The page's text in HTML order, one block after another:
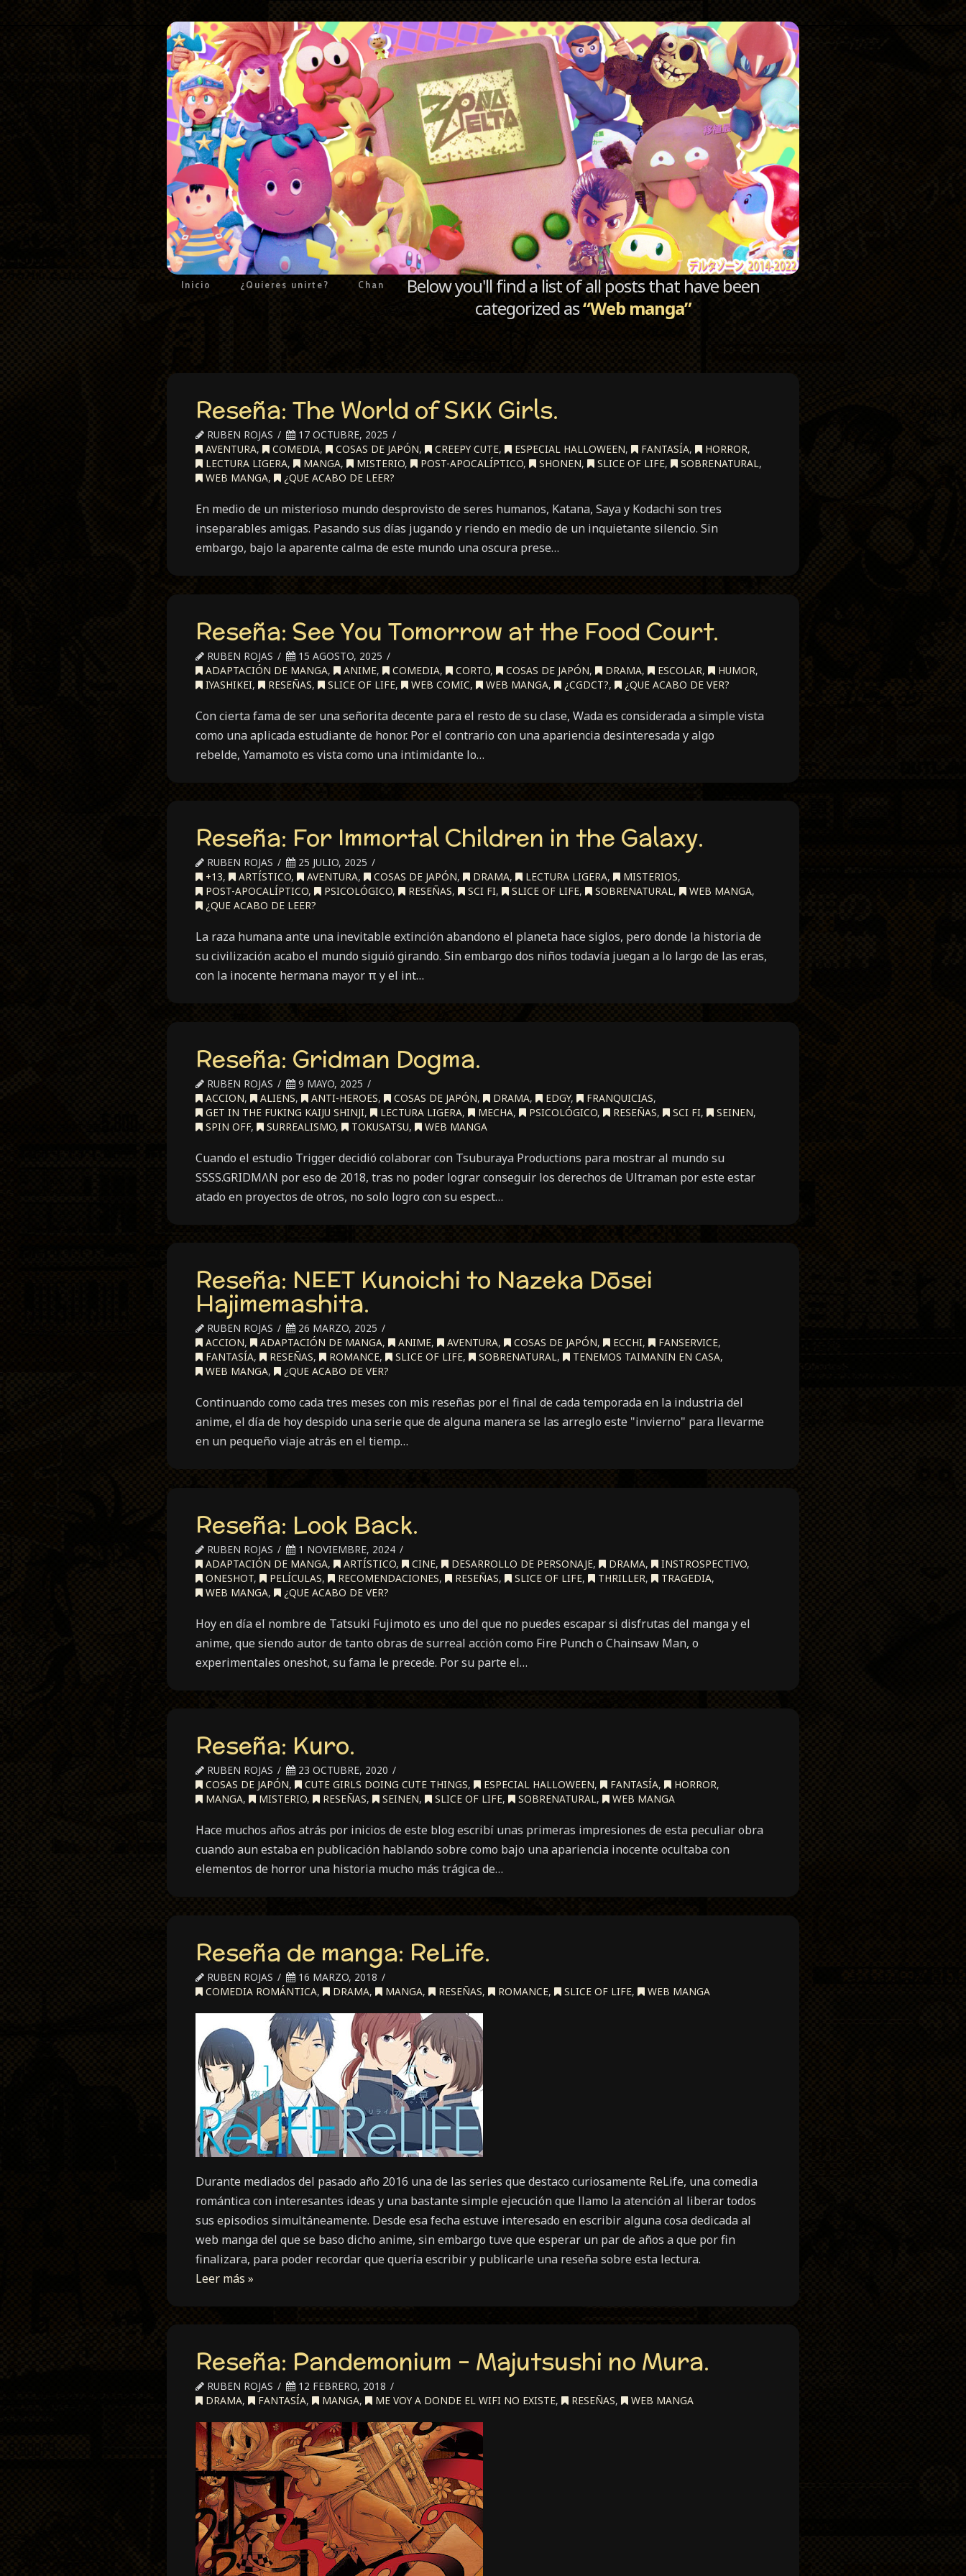
Inicio ¿Quieres unirte? Chan
Below you'll find a list of all posts that have been
categorized as“Web manga”
Reseña: The World of SKK Girls.
RUBEN ROJAS
17 OCTUBRE, 2025
AVENTURA, COMEDIA, COSAS DE JAPÓN, CREEPY CUTE, ESPECIAL HALLOWEEN, FANTASÍA, HORROR,
LECTURA LIGERA, MANGA, MISTERIO, POST-APOCALÍPTICO, SHONEN, SLICE OF LIFE, SOBRENATURAL,
WEB MANGA, ¿QUE ACABO DE LEER?
En medio de un misterioso mundo desprovisto de seres humanos, Katana, Saya y Kodachi son tres
inseparables amigas. Pasando sus días jugando y riendo en medio de un inquietante silencio. Sin
embargo, bajo la aparente calma de este mundo una oscura prese…
Reseña: See You Tomorrow at the Food Court.
RUBEN ROJAS
15 AGOSTO, 2025
ADAPTACIÓN DE MANGA, ANIME, COMEDIA, CORTO, COSAS DE JAPÓN, DRAMA, ESCOLAR, HUMOR,
IYASHIKEI, RESEÑAS, SLICE OF LIFE, WEB COMIC, WEB MANGA, ¿CGDCT?, ¿QUE ACABO DE VER?
Con cierta fama de ser una señorita decente para el resto de su clase, Wada es considerada a simple vista
como una aplicada estudiante de honor. Por el contrario con una apariencia desinteresada y algo
rebelde, Yamamoto es vista como una intimidante lo…
Reseña: For Immortal Children in the Galaxy.
RUBEN ROJAS
25 JULIO, 2025
+13, ARTÍSTICO, AVENTURA, COSAS DE JAPÓN, DRAMA, LECTURA LIGERA, MISTERIOS,
POST-APOCALÍPTICO, PSICOLÓGICO, RESEÑAS, SCI FI, SLICE OF LIFE, SOBRENATURAL, WEB MANGA,
¿QUE ACABO DE LEER?
La raza humana ante una inevitable extinción abandono el planeta hace siglos, pero donde la historia de
su civilización acabo el mundo siguió girando. Sin embargo dos niños todavía juegan a lo largo de las eras,
con la inocente hermana mayor π y el int…
Reseña: Gridman Dogma.
RUBEN ROJAS
9 MAYO, 2025
ACCION, ALIENS, ANTI-HEROES, COSAS DE JAPÓN, DRAMA, EDGY, FRANQUICIAS,
GET IN THE FUKING KAIJU SHINJI, LECTURA LIGERA, MECHA, PSICOLÓGICO, RESEÑAS, SCI FI, SEINEN,
SPIN OFF, SURREALISMO, TOKUSATSU, WEB MANGA
Cuando el estudio Trigger decidió colaborar con Tsuburaya Productions para mostrar al mundo su
SSSS.GRIDMΛN por eso de 2018, tras no poder lograr conseguir los derechos de Ultraman por este estar
atado en proyectos de otros, no solo logro con su espect…
Reseña: NEET Kunoichi to Nazeka Dōsei
Hajimemashita.
RUBEN ROJAS
26 MARZO, 2025
ACCION, ADAPTACIÓN DE MANGA, ANIME, AVENTURA, COSAS DE JAPÓN, ECCHI, FANSERVICE,
FANTASÍA, RESEÑAS, ROMANCE, SLICE OF LIFE, SOBRENATURAL, TENEMOS TAIMANIN EN CASA,
WEB MANGA, ¿QUE ACABO DE VER?
Continuando como cada tres meses con mis reseñas por el final de cada temporada en la industria del
anime, el día de hoy despido una serie que de alguna manera se las arreglo este "invierno" para llevarme
en un pequeño viaje atrás en el tiemp…
Reseña: Look Back.
RUBEN ROJAS
1 NOVIEMBRE, 2024
ADAPTACIÓN DE MANGA, ARTÍSTICO, CINE, DESARROLLO DE PERSONAJE, DRAMA, INSTROSPECTIVO,
ONESHOT, PELÍCULAS, RECOMENDACIONES, RESEÑAS, SLICE OF LIFE, THRILLER, TRAGEDIA,
WEB MANGA, ¿QUE ACABO DE VER?
Hoy en día el nombre de Tatsuki Fujimoto es uno del que no puedes escapar si disfrutas del manga y el
anime, que siendo autor de tanto obras de surreal acción como Fire Punch o Chainsaw Man, o
experimentales oneshot, su fama le precede. Por su parte el…
Reseña: Kuro.
RUBEN ROJAS
23 OCTUBRE, 2020
COSAS DE JAPÓN, CUTE GIRLS DOING CUTE THINGS, ESPECIAL HALLOWEEN, FANTASÍA, HORROR,
MANGA, MISTERIO, RESEÑAS, SEINEN, SLICE OF LIFE, SOBRENATURAL, WEB MANGA
Hace muchos años atrás por inicios de este blog escribí unas primeras impresiones de esta peculiar obra
cuando aun estaba en publicación hablando sobre como bajo una apariencia inocente ocultaba con
elementos de horror una historia mucho más trágica de…
Reseña de manga: ReLife.
RUBEN ROJAS
16 MARZO, 2018
COMEDIA ROMÁNTICA, DRAMA, MANGA, RESEÑAS, ROMANCE, SLICE OF LIFE, WEB MANGA
Durante mediados del pasado año 2016 una de las series que destaco curiosamente ReLife, una comedia
romántica con interesantes ideas y una bastante simple ejecución que llamo la atención al liberar todos
sus episodios simultáneamente. Desde esa fecha estuve interesado en escribir alguna cosa dedicada al
web manga del que se baso dicho anime, sin embargo tuve que esperar un par de años a que por fin
finalizara, para poder recordar que quería escribir y publicarle una reseña sobre esta lectura.
Leer más »
Reseña: Pandemonium – Majutsushi no Mura.
RUBEN ROJAS
12 FEBRERO, 2018
DRAMA, FANTASÍA, MANGA, ME VOY A DONDE EL WIFI NO EXISTE, RESEÑAS, WEB MANGA